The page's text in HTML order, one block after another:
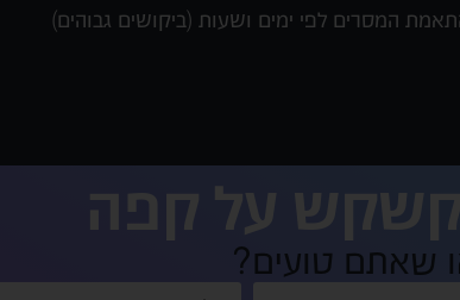
המסרים לפי ימים ושעות (ביקושים גבוהים)
על קפה
שאתם טועים?